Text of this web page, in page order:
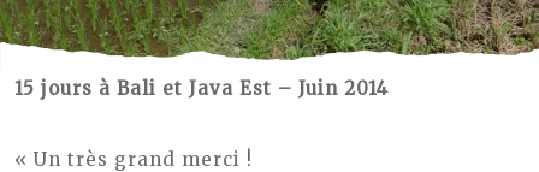
15 jours à Bali et Java Est – Juin 2014
« Un très grand merci !